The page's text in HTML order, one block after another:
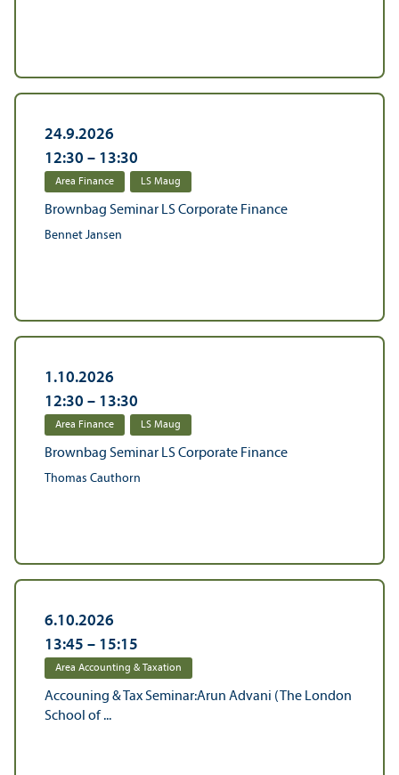
24.9.2026
12:30 – 13:30
Area Finance LS Maug
Brownbag Seminar LS Corporate Finance
Bennet Jansen
1.10.2026
12:30 – 13:30
Area Finance LS Maug
Brownbag Seminar LS Corporate Finance
Thomas Cauthorn
6.10.2026
13:45 – 15:15
Area Accounting & Taxation
Accouning & Tax Seminar:Arun Advani (The London
School of ...